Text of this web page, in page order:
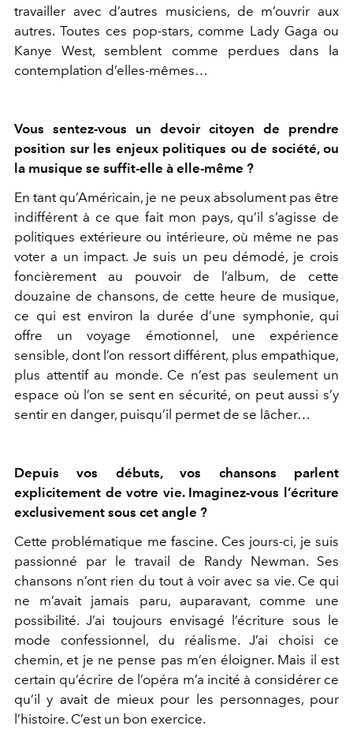
travailler avec d’autres musiciens, de m’ouvrir aux
autres. Toutes ces pop-stars, comme Lady Gaga ou
Kanye West, semblent comme perdues dans la
contemplation d’elles-mêmes…
Vous sentez-vous un devoir citoyen de prendre
position sur les enjeux politiques ou de société, ou
la musique se suffit-elle à elle-même ?
En tant qu’Américain, je ne peux absolument pas être
indifférent à ce que fait mon pays, qu’il s’agisse de
politiques extérieure ou intérieure, où même ne pas
voter a un impact. Je suis un peu démodé, je crois
foncièrement au pouvoir de l’album, de cette
douzaine de chansons, de cette heure de musique,
ce qui est environ la durée d’une symphonie, qui
offre un voyage émotionnel, une expérience
sensible, dont l’on ressort différent, plus empathique,
plus attentif au monde. Ce n’est pas seulement un
espace où l’on se sent en sécurité, on peut aussi s’y
sentir en danger, puisqu’il permet de se lâcher…
Depuis vos débuts, vos chansons parlent
explicitement de votre vie. Imaginez-vous l’écriture
exclusivement sous cet angle ?
Cette problématique me fascine. Ces jours-ci, je suis
passionné par le travail de Randy Newman. Ses
chansons n’ont rien du tout à voir avec sa vie. Ce qui
ne m’avait jamais paru, auparavant, comme une
possibilité. J’ai toujours envisagé l’écriture sous le
mode confessionnel, du réalisme. J’ai choisi ce
chemin, et je ne pense pas m’en éloigner. Mais il est
certain qu’écrire de l’opéra m’a incité à considérer ce
qu’il y avait de mieux pour les personnages, pour
l’histoire. C’est un bon exercice.